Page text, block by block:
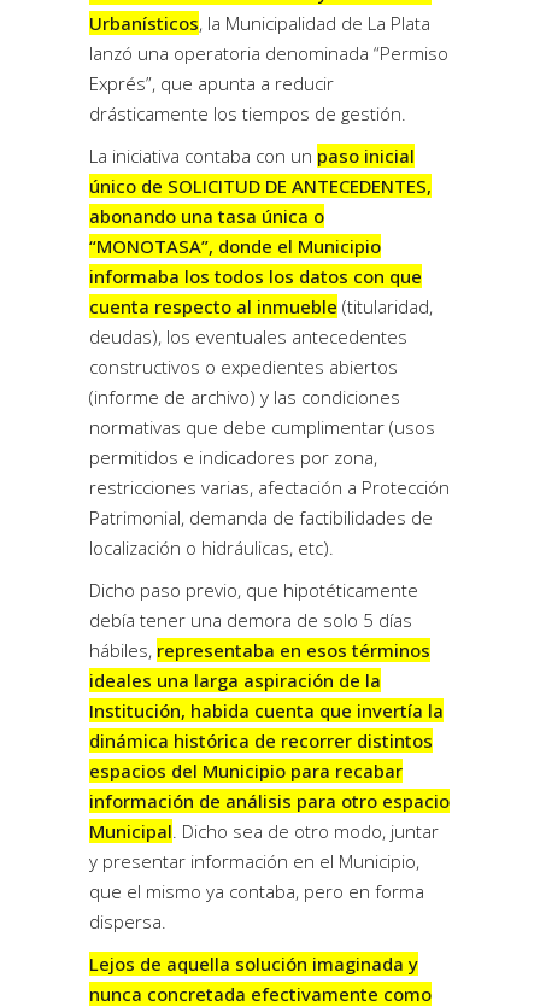
Urbanísticos, la Municipalidad de La Plata
lanzó una operatoria denominada “Permiso
Exprés”, que apunta a reducir
drásticamente los tiempos de gestión.
La iniciativa contaba con un paso inicial
único de SOLICITUD DE ANTECEDENTES,
abonando una tasa única o
“MONOTASA”, donde el Municipio
informaba los todos los datos con que
cuenta respecto al inmueble (titularidad,
deudas), los eventuales antecedentes
constructivos o expedientes abiertos
(informe de archivo) y las condiciones
normativas que debe cumplimentar (usos
permitidos e indicadores por zona,
restricciones varias, afectación a Protección
Patrimonial, demanda de factibilidades de
localización o hidráulicas, etc).
Dicho paso previo, que hipotéticamente
debía tener una demora de solo 5 días
hábiles, representaba en esos términos
ideales una larga aspiración de la
Institución, habida cuenta que invertía la
dinámica histórica de recorrer distintos
espacios del Municipio para recabar
información de análisis para otro espacio
Municipal . Dicho sea de otro modo, juntar
y presentar información en el Municipio,
que el mismo ya contaba, pero en forma
dispersa.
Lejos de aquella solución imaginada y
nunca concretada efectivamente como